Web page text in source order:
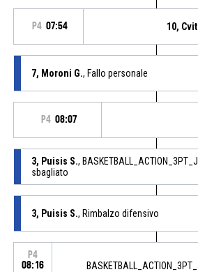
P4 07:54 10,
7, Moroni G., Fallo personale
P4 08:07
3, Puisis S.,
sbagliato
3, Puisis S., Rimbalzo difensivo
P4
08:16